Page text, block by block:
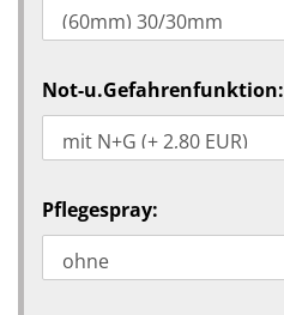
Not-u.Gefahrenfunktion:
Pflegespray: